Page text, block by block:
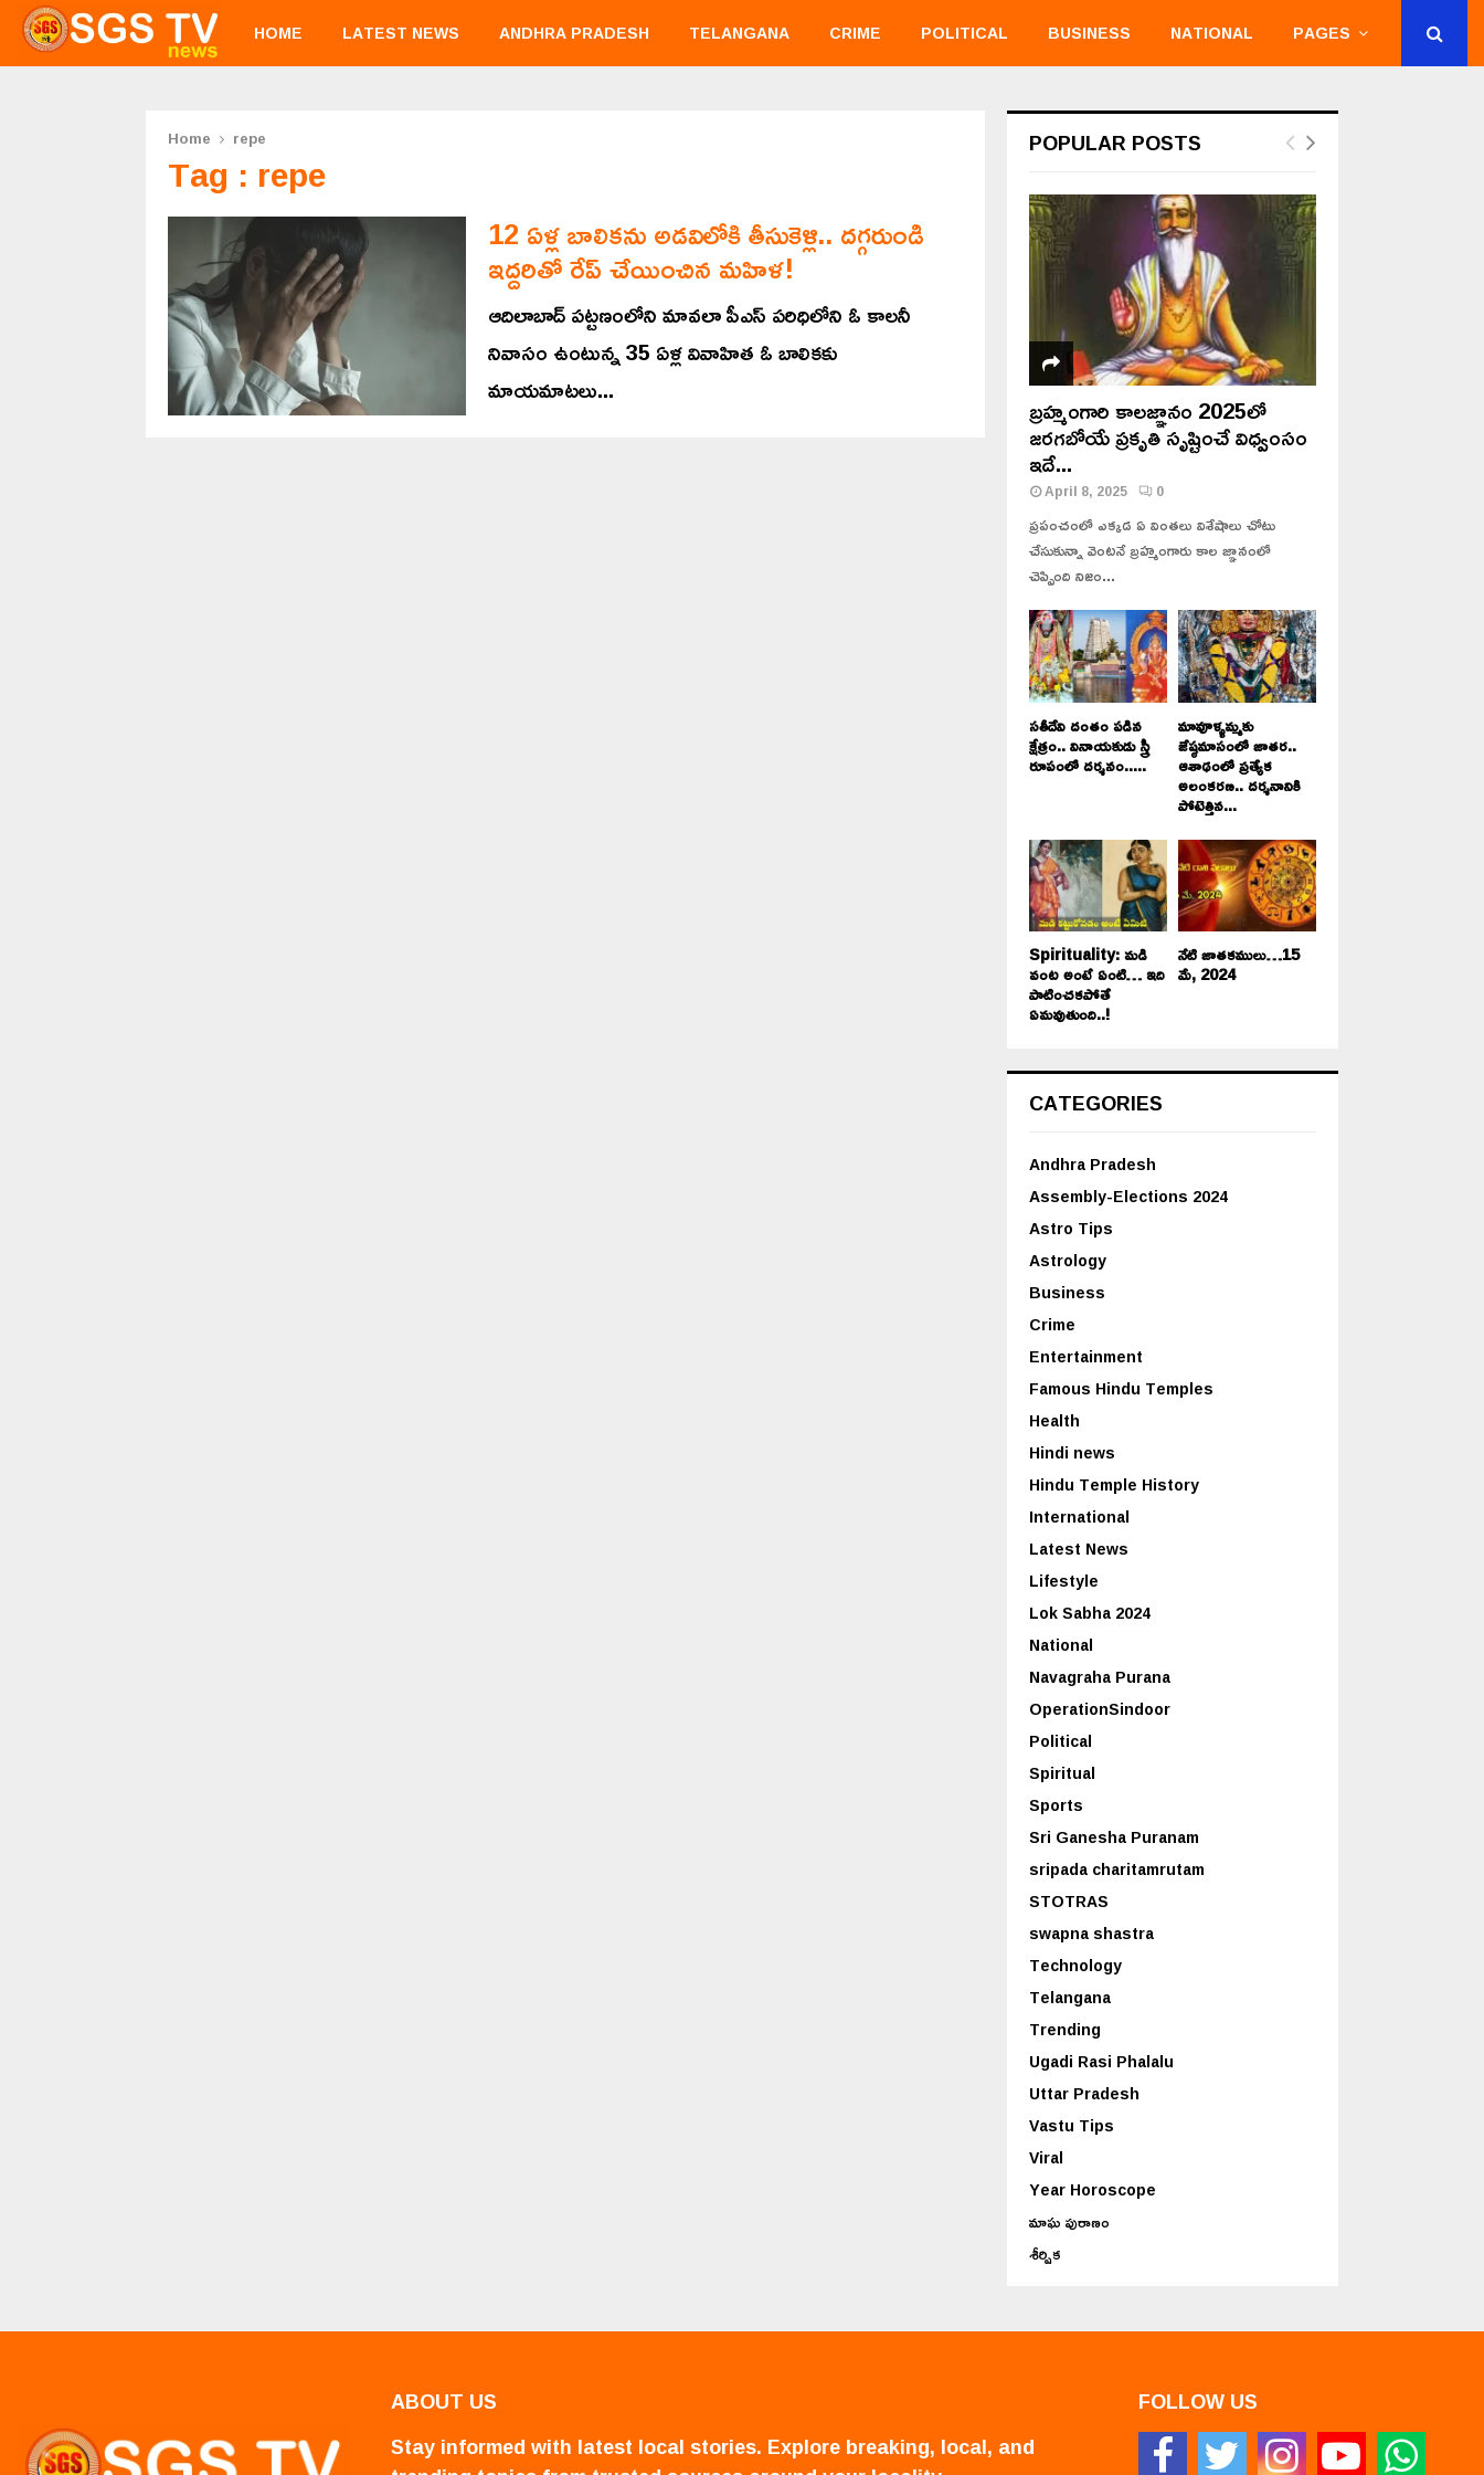
HOME LATEST NEWS ANDHRA PRADESH TELANGANA CRIME POLITICAL BUSINESS NATIONAL PAGES
Home repe
Tag : repe
12 ఏళ్ల బాలికను అడవిలోకి తీసుకెళ్లి.. దగ్గరుండి
ఇద్దరితో రేప్ చేయించిన మహిళ!
ఆదిలాబాద్‌ పట్టణంలోని మావలా పీఎస్ పరిధిలోని ఓ కాలనీ
నివాసం ఉంటున్న 35 ఏళ్ల వివాహిత ఓ బాలికకు
మాయమాటలు...
POPULAR POSTS
బ్రహ్మంగారి కాలజ్ఞానం 2025లో
జరగబోయే ప్రకృతి సృష్టించే విధ్వంసం
ఇదే...
April 8, 2025 0
ప్రపంచంలో ఎక్కడ ఏ వింతలు విశేషాలు చోటు
చేసుకున్నా వెంటనే బ్రహ్మంగారు కాల జ్ఞానంలో
చెప్పింది నిజం...
సతీదేవి దంతం పడిన
క్షేత్రం.. వినాయకుడు స్త్రీ
రూపంలో దర్శనం.....
మావూళ్ళమ్మకు
జేష్ఠమాసంలో జాతర..
ఆశాఢంలో ప్రత్యేక
అలంకరణ.. దర్శనానికి
పోటెత్తిన...
Spirituality: మడి
వంట అంటే ఏంటి… ఇది
పాటించకపోతే
ఏమవుతుంది..!
నేటి జాతకములు…15
మే, 2024
CATEGORIES
Andhra Pradesh
Assembly-Elections 2024
Astro Tips
Astrology
Business
Crime
Entertainment
Famous Hindu Temples
Health
Hindi news
Hindu Temple History
International
Latest News
Lifestyle
Lok Sabha 2024
National
Navagraha Purana
OperationSindoor
Political
Spiritual
Sports
Sri Ganesha Puranam
sripada charitamrutam
STOTRAS
swapna shastra
Technology
Telangana
Trending
Ugadi Rasi Phalalu
Uttar Pradesh
Vastu Tips
Viral
Year Horoscope
మాఘ పురాణం
శీర్షిక
ABOUT US
Stay informed with latest local stories. Explore breaking, local, and
FOLLOW US